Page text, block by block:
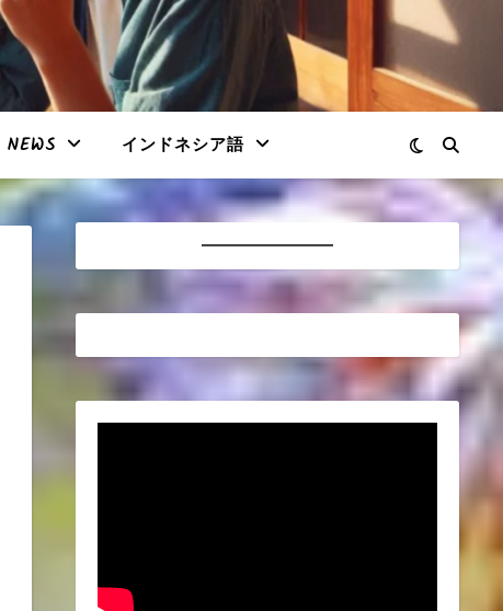
NEWS インドネシア語